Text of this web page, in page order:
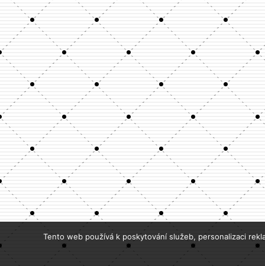
Tento web používá k poskytování služeb, personalizaci